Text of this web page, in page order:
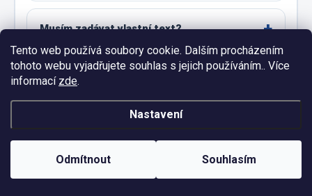
Tento web používá soubory cookie. Dalším procházením
tohoto webu vyjadřujete souhlas s jejich používáním.. Více
informací zde.
Nastavení
Odmítnout Souhlasím
Musím zadávat vlastní text?
Lze text nebo detail motivu změnit?